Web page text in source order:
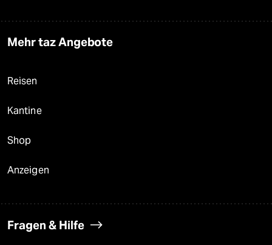
Mehr taz Angebote
Reisen
Kantine
Shop
Anzeigen
Fragen & Hilfe